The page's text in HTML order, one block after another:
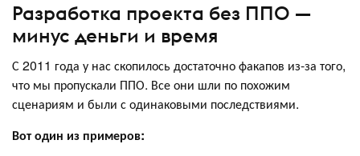
Разработка проекта без ППО —
минус деньги и время
С 2011 года у нас скопилось достаточно факапов из-за того,
что мы пропускали ППО. Все они шли по похожим
сценариям и были с одинаковыми последствиями.
Вот один из примеров: